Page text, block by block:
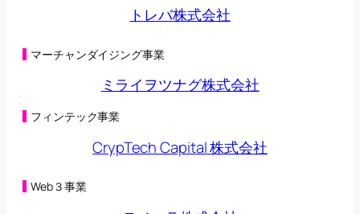
第三者割当による第42回新株予約権の行使状況に関す
2026年05月15日
(125KB)
第三者割当による第42回新株予約権の行使状況に関す
2026年05月01日
第三者割当による第42回新株予約権の行使状況に関す
2026年04月27日
トレバ株式会社
マーチャンダイジング事業
ミライヲツナグ株式会社
フィンテック事業
CrypTech Capital 株式会社
Web３事業